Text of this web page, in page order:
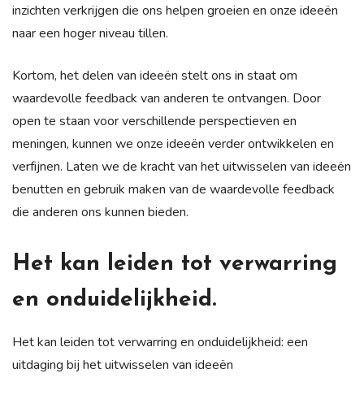
inzichten verkrijgen die ons helpen groeien en onze ideeën
naar een hoger niveau tillen.
Kortom, het delen van ideeën stelt ons in staat om
waardevolle feedback van anderen te ontvangen. Door
open te staan voor verschillende perspectieven en
meningen, kunnen we onze ideeën verder ontwikkelen en
verfijnen. Laten we de kracht van het uitwisselen van ideeën
benutten en gebruik maken van de waardevolle feedback
die anderen ons kunnen bieden.
Het kan leiden tot verwarring
en onduidelijkheid.
Het kan leiden tot verwarring en onduidelijkheid: een
uitdaging bij het uitwisselen van ideeën